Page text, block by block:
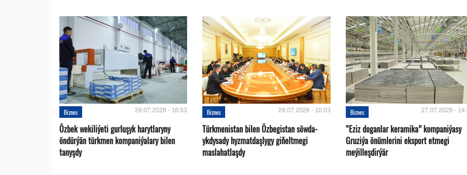
Biznes 28.07.2026 - 16:53
Özbek wekiliýeti gurluşyk harytlaryny
öndürýän türkmen kompaniýalary bilen
tanyşdy
Biznes 28.07.2026 - 10:03
Türkmenistan bilen Özbegistan söwda-
ykdysady hyzmatdaşlygy giňeltmegi
maslahatlaşdy
Biznes 27.07.2026 -
“Eziz doganlar keramika” kompaniýasy
Gruziýa önümlerini eksport etmegi
meýilleşdirýär